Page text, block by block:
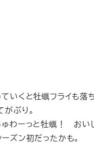
いくと牡蠣フライも落
ぶり。
ゅわーっと牡蠣！ おい
ズン初だったかも。